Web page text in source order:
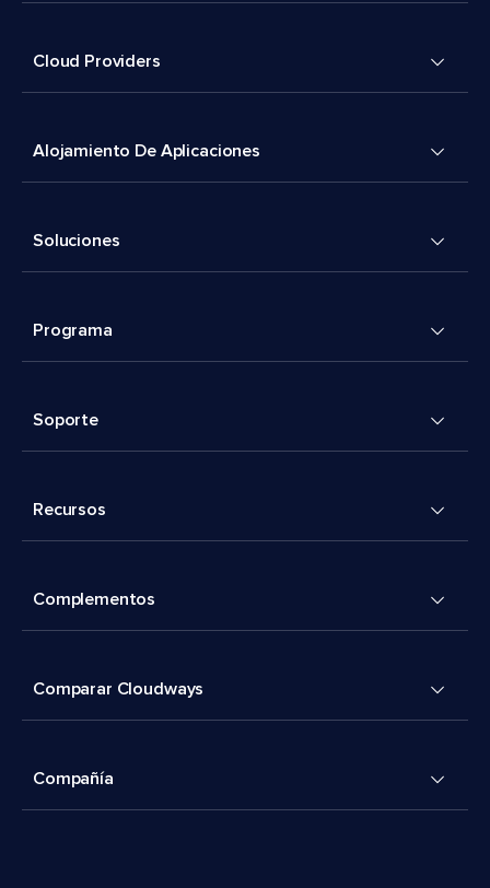
Cloud Providers
Alojamiento De Aplicaciones
Soluciones
Programa
Soporte
Recursos
Complementos
Comparar Cloudways
Compañía